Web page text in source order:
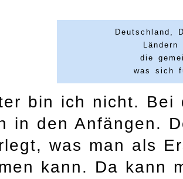
Deutschland,
die
was sich
bin ich nicht. Bei
in den Anfängen.
was man als
kann. Da kann